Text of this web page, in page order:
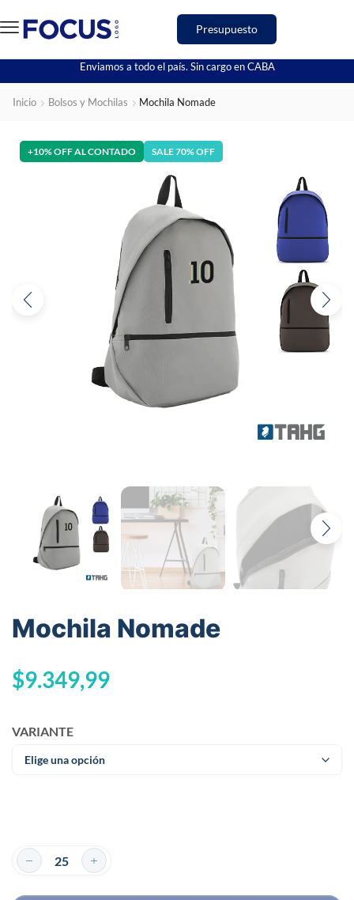
Presupuesto
Enviamos a todo el país. Sin cargo en CABA
Inicio Bolsos y Mochilas Mochila Nomade
+10% OFF AL CONTADO SALE 70% OFF
Mochila Nomade
$9.349,99
VARIANTE